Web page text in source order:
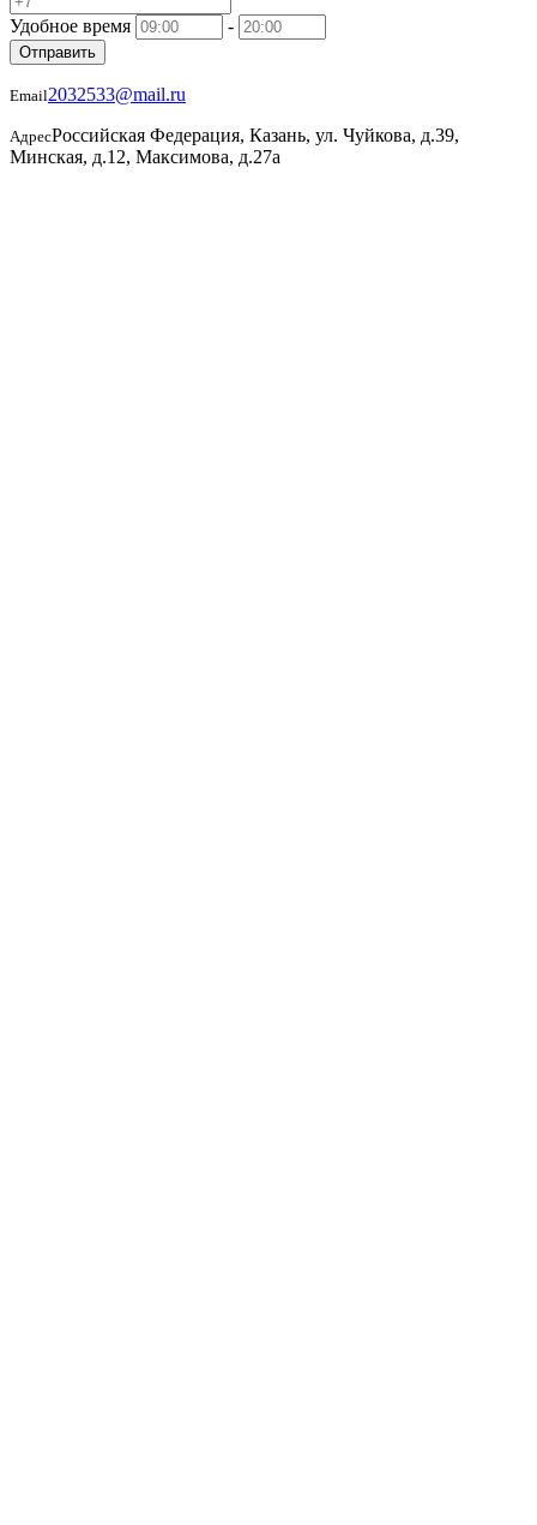
Удобное время -
Отправить
Email2032533@mail.ru
АдресРоссийская Федерация, Казань, ул. Чуйкова, д.39,
Минская, д.12, Максимова, д.27а